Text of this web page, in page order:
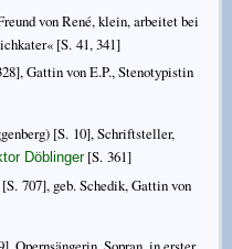
von René, klein, arbeitet bei
[S. 41, 341]
Gattin von E.P., Stenotypistin
[S. 10], Schriftsteller,
Döblinger[S. 361]
[S. 707], geb. Schedik, Gattin von